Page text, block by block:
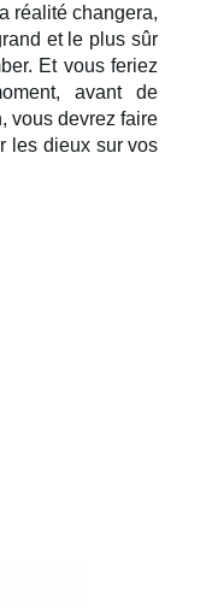
réalité changera,
et le plus sûr
Et vous feriez
avant de
vous devrez faire
les dieux sur vos